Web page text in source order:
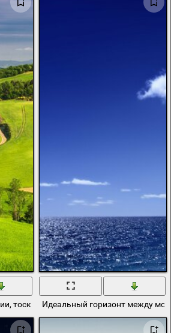
тоскана, на горизонте горы и небо
Идеальный горизонт между